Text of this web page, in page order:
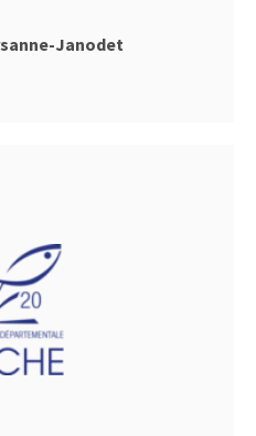
Janodet